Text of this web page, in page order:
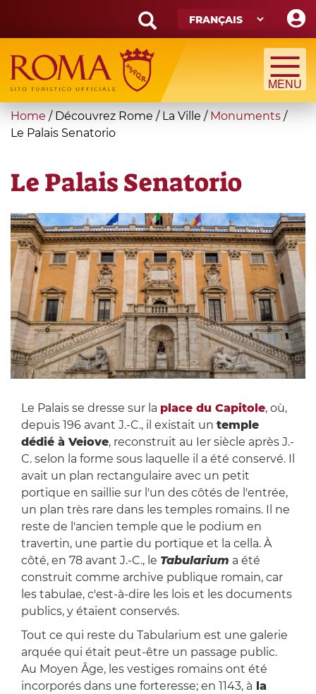
main
content
Search
form
Recherche
You
are
Home / Découvrez Rome / La Ville / Monuments /
Le Palais Senatorio
Le Palais Senatorio
Le Palais se dresse sur la place du Capitole, où,
depuis 196 avant J.-C., il existait un temple
dédié à Veiove, reconstruit au Ier siècle après J.-
C. selon la forme sous laquelle il a été conservé. Il
avait un plan rectangulaire avec un petit
portique en saillie sur l'un des côtés de l'entrée,
un plan très rare dans les temples romains. Il ne
reste de l'ancien temple que le podium en
travertin, une partie du portique et la cella. À
côté, en 78 avant J.-C., le Tabularium a été
construit comme archive publique romain, car
les tabulae, c'est-à-dire les lois et les documents
publics, y étaient conservés.
Tout ce qui reste du Tabularium est une galerie
arquée qui était peut-être un passage public.
Au Moyen Âge, les vestiges romains ont été
incorporés dans une forteresse; en 1143, à la